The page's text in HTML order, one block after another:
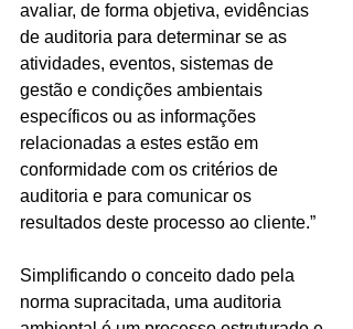
avaliar, de forma objetiva, evidências
de auditoria para determinar se as
atividades, eventos, sistemas de
gestão e condições ambientais
específicos ou as informações
relacionadas a estes estão em
conformidade com os critérios de
auditoria e para comunicar os
resultados deste processo ao cliente.”
Simplificando o conceito dado pela
norma supracitada, uma auditoria